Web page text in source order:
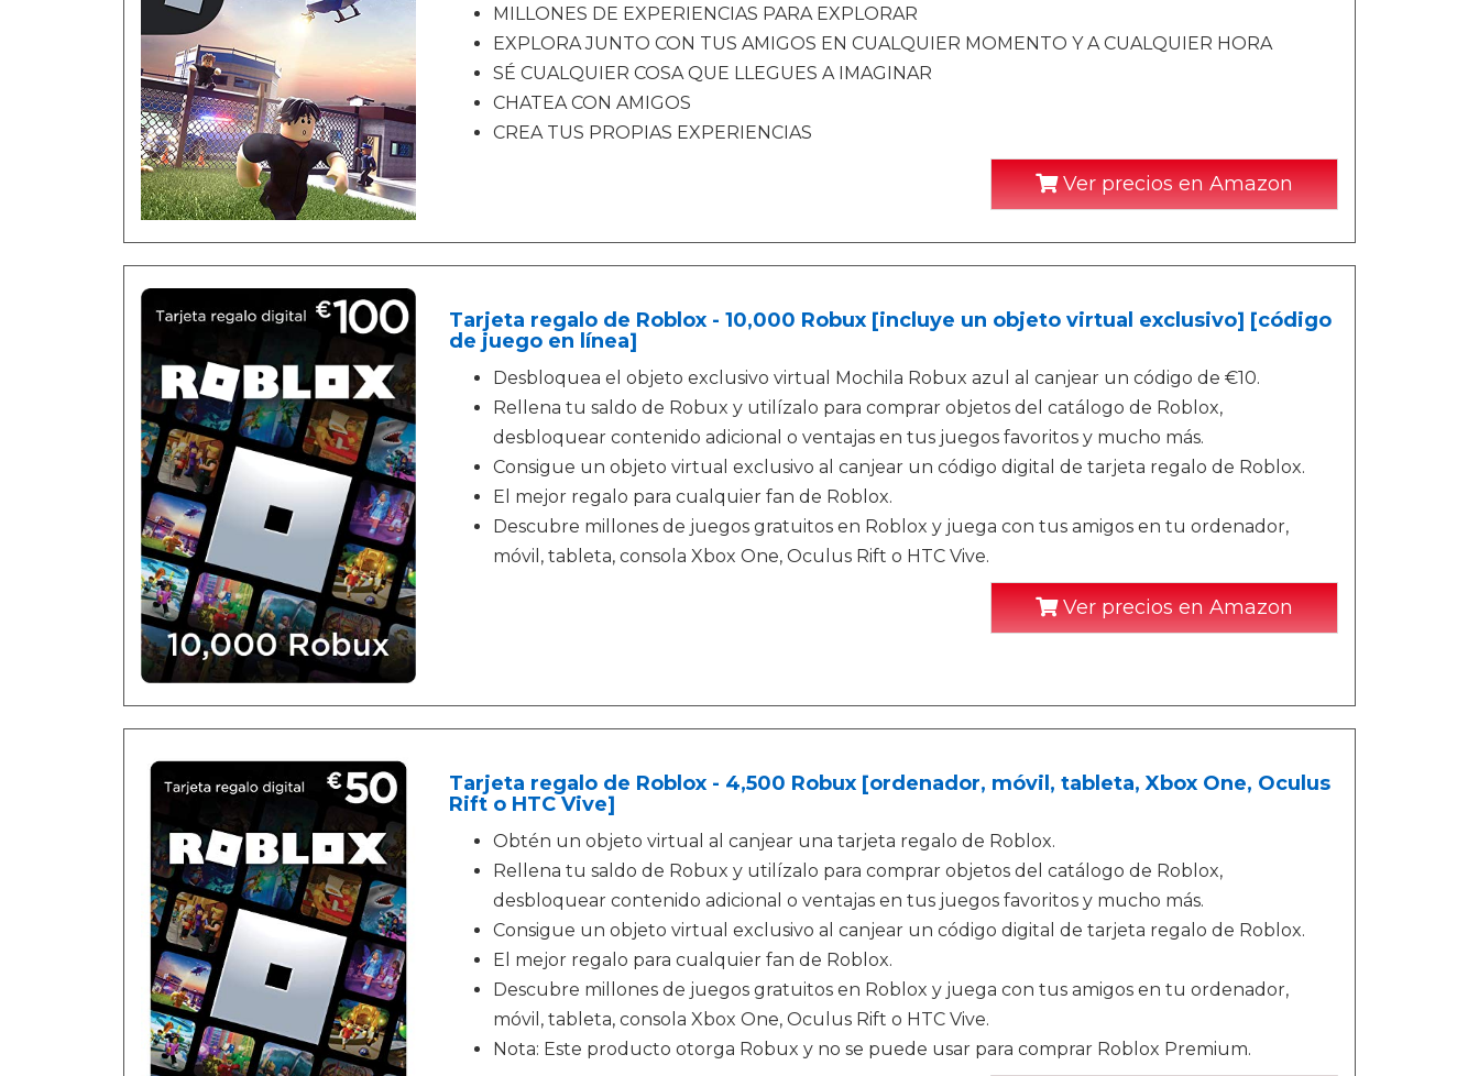
MILLONES DE EXPERIENCIAS PARA EXPLORAR
EXPLORA JUNTO CON TUS AMIGOS EN CUALQUIER MOMENTO Y A CUALQUIER HORA
SÉ CUALQUIER COSA QUE LLEGUES A IMAGINAR
CHATEA CON AMIGOS
CREA TUS PROPIAS EXPERIENCIAS
Ver precios en Amazon
Tarjeta regalo de Roblox - 10,000 Robux [incluye un objeto virtual exclusivo] [código
de juego en línea]
Desbloquea el objeto exclusivo virtual Mochila Robux azul al canjear un código de €10.
Rellena tu saldo de Robux y utilízalo para comprar objetos del catálogo de Roblox,
desbloquear contenido adicional o ventajas en tus juegos favoritos y mucho más.
Consigue un objeto virtual exclusivo al canjear un código digital de tarjeta regalo de Roblox.
El mejor regalo para cualquier fan de Roblox.
Descubre millones de juegos gratuitos en Roblox y juega con tus amigos en tu ordenador,
móvil, tableta, consola Xbox One, Oculus Rift o HTC Vive.
Ver precios en Amazon
Tarjeta regalo de Roblox - 4,500 Robux [ordenador, móvil, tableta, Xbox One, Oculus
Rift o HTC Vive]
Obtén un objeto virtual al canjear una tarjeta regalo de Roblox.
Rellena tu saldo de Robux y utilízalo para comprar objetos del catálogo de Roblox,
desbloquear contenido adicional o ventajas en tus juegos favoritos y mucho más.
Consigue un objeto virtual exclusivo al canjear un código digital de tarjeta regalo de Roblox.
El mejor regalo para cualquier fan de Roblox.
Descubre millones de juegos gratuitos en Roblox y juega con tus amigos en tu ordenador,
móvil, tableta, consola Xbox One, Oculus Rift o HTC Vive.
Nota: Este producto otorga Robux y no se puede usar para comprar Roblox Premium.